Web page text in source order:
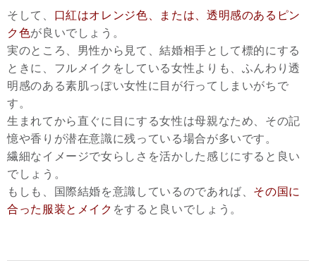
そして、 口紅はオレンジ色、または、透明感のあるピン
ク色が良いでしょう。
実のところ、男性から見て、結婚相手として標的にする
ときに、フルメイクをしている女性よりも、ふんわり透
明感のある素肌っぽい女性に目が行ってしまいがちで
す。
生まれてから直ぐに目にする女性は母親なため、その記
憶や香りが潜在意識に残っている場合が多いです。
繊細なイメージで女らしさを活かした感じにすると良い
でしょう。
もしも、国際結婚を意識しているのであれば、 その国に
合った服装とメイク をすると良いでしょう。